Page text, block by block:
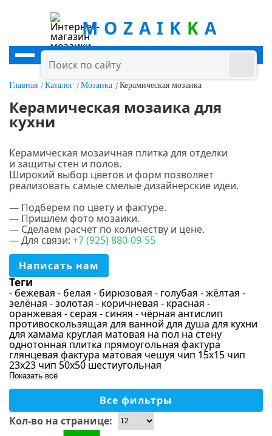
MOZAIK K A
Главная Каталог Мозаика Керамическая мозаика
Керамическая мозаика для
кухни
Цена
руб. -
Цвет
Белый
Бежевый
Синий
Голубой
Серый
Бирюзовый
Перламутровый
Золотой
Стекло
Керамическая мозаичная плитка для отделки
и защиты стен и полов.
Широкий выбор цветов и форм позволяет
реализовать самые смелые дизайнерские идеи.
— Подберем по цвету и фактуре.
— Пришлем фото мозаики.
— Сделаем расчет по количеству и цене.
— Для связи: +7(925) 880-09-55
Написать нам
Теги
- бежевая - белая - бирюзовая - голубая - жёлтая -
зелёная - золотая - коричневая - красная -
оранжевая - серая - синяя - чёрная антислип
противоскользящая для ванной для душа для кухни
для хамама круглая матовая на пол на стену
однотонная плитка прямоугольная фактура
глянцевая фактура матовая чешуя чип 15х15 чип
23х23 чип 50х50 шестиугольная
Показать всё
Все фильтры
Кол-во на странице: